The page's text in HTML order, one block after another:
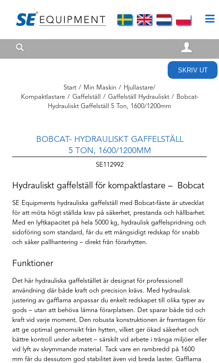
SKRIV UT
Start / Min Maskin / Hjullastare/
Kompaktlastare / Gaffelställ / Gaffelställ Hydrauliskt / Bobcat-
Hydrauliskt Gaffelställ 5 Ton, 1600/1200mm
BOBCAT- HYDRAULISKT GAFFELSTÄLL
5 TON, 1600/1200MM
SE112992
Hydrauliskt gaffelställ för kompaktlastare – Bobcat
SE Equipments hydrauliska gaffelställ med Bobcat-fäste är utvecklat
för att möta högt ställda krav på säkerhet, prestanda och hållbarhet.
Med en lyftkapacitet på hela 5000 kg, hydraulisk gaffelspridning och
sidoföring som standard, får du ett mångsidigt redskap för snabb
och säker pallhantering – direkt från förarhytten.
Funktioner
Det här hydrauliska gaffelstället är designat för professionell
användning där både kraft och precision krävs. Med hydraulisk
justering av gafflarna anpassar du enkelt redskapet till olika typer av
gods – utan att behöva lämna förarplatsen. Det sparar både tid och
kraft vid varje moment. Den robusta konstruktionen är framtagen för
att ge optimal genomsikt från hytten, vilket ger ökad säkerhet och
bättre kontroll under arbetet – särskilt vid arbete i trånga miljöer eller
vid lyft av skrymmande material. Tack vare en rambredd på 1600
mm får du dessutom god stabilitet även vid breda laster. Gafflarna